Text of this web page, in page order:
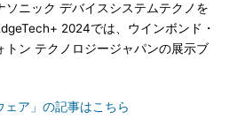
ソニック デバイスシステムテクノを
2024では、ウインボンド・
トン テクノロジージャパンの展示ブ
ア」の記事はこちら